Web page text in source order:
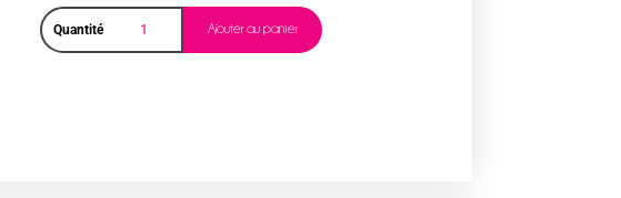
Quantité Ajouter au panier